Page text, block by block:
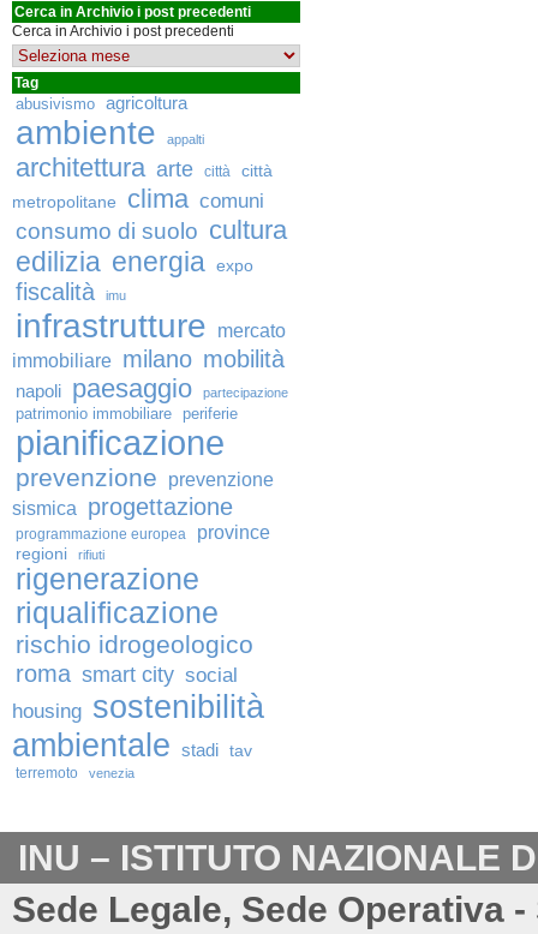
Cerca in Archivio i post precedenti
Cerca in Archivio i post precedenti
Tag
abusivismo agricoltura
ambiente appalti
architettura arte città
città
metropolitane
clima comuni
consumo di suolo cultura
edilizia energia expo
fiscalità imu
infrastrutture
mercato
immobiliare milano mobilità
napoli paesaggio partecipazione
patrimonio immobiliare periferie
pianificazione
prevenzione
prevenzione
sismica
progettazione
programmazione europea province
regioni rifiuti
rigenerazione
riqualificazione
rischio idrogeologico
roma smart city social
housing sostenibilità
ambientale stadi tav
terremoto venezia
INU – ISTITUTO NAZIONALE
Sede Legale, Sede Operativa